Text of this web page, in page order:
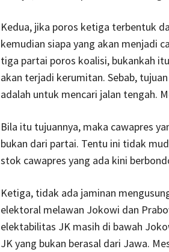
Kedua, jika poros ketiga terbentuk
kemudian siapa yang akan menjadi
tiga partai poros koalisi, bukankah
akan terjadi kerumitan. Sebab,
adalah untuk mencari jalan tengah.
Bila itu tujuannya, maka cawapres
bukan dari partai. Tentu ini tidak
stok cawapres yang ada kini
Ketiga, tidak ada jaminan
elektoral melawan Jokowi dan
elektabilitas JK masih di bawah
JK yang bukan berasal dari Jawa.